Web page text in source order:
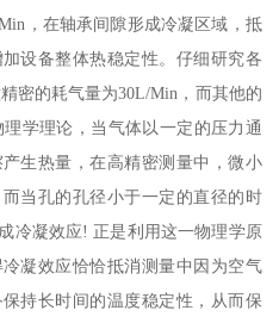
，在轴承间隙形成冷凝区域，抵
设备整体热稳定性。仔细研究各
密的耗气量为30L/Min，而其他的
学理论，当气体以一定的压力通
生热量，在高精密测量中，微小
当孔的孔径小于一定的直径的时
冷凝效应! 正是利用这一物理学原
凝效应恰恰抵消测量中因为空气
持长时间的温度稳定性，从而保